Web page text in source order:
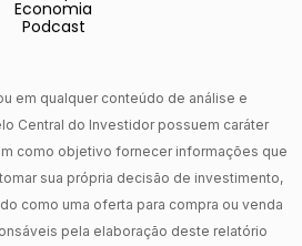
Economia
Podcast
em qualquer conteúdo de análise e
Central do Investidor possuem caráter
como objetivo fornecer informações que
sua própria decisão de investimento,
como uma oferta para compra ou venda
pela elaboração deste relatório